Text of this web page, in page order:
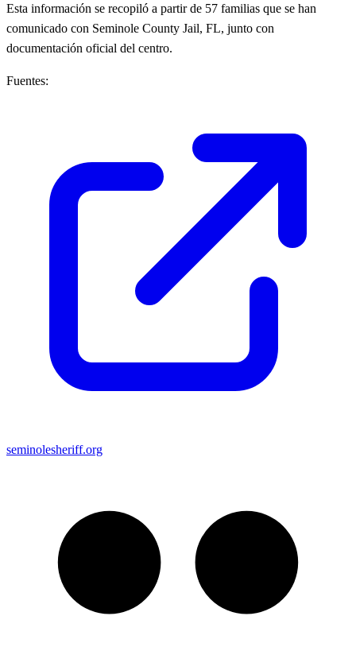
Esta información se recopiló a partir de 57 familias que se han
comunicado con Seminole County Jail, FL, junto con
documentación oficial del centro.
Fuentes:
seminolesheriff.org